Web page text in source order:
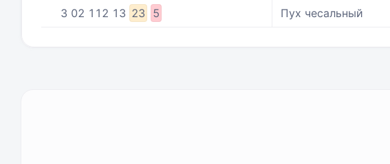
3 02 112 13 23 5 Пух чесальный